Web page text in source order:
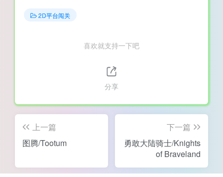
2D平台闯关
喜欢就支持一下吧
分享
上一篇
图腾/Tootum
下一篇
勇敢大陆骑士/Knights
of Braveland